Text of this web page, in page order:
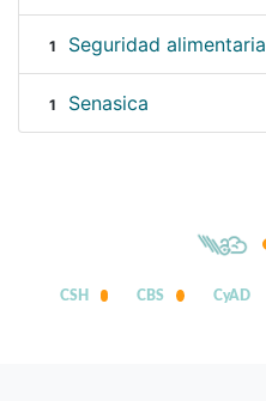
1 Seguridad alimentaria
1 Senasica
CSH CBS CyAD